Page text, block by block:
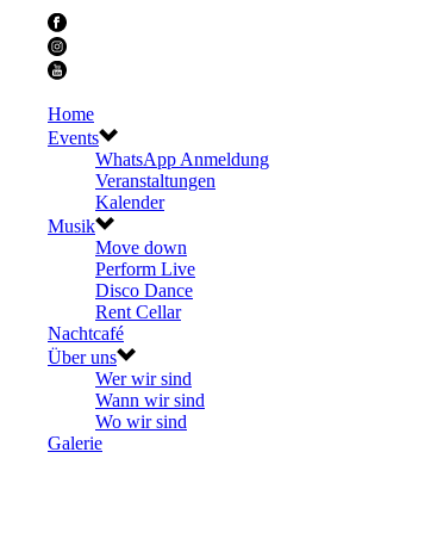
Home
Events
WhatsApp Anmeldung
Veranstaltungen
Kalender
Musik
Move down
Perform Live
Disco Dance
Rent Cellar
Nachtcafé
Über uns
Wer wir sind
Wann wir sind
Wo wir sind
Galerie